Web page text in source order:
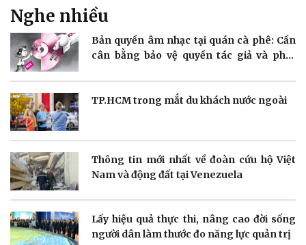
Hậu trường
Doanh nghiệp
Thông tin doanh nghiệp
Doanh nghiệp 24h
Doanh nhân
Vì cộng đồng
Công nghệ
Trải nghiệm
Chuyển đổi số
Sức khỏe
Đời sống
Nghe nhiều
Bản quyền âm nhạc tại quán cà phê: Cần
cân bằng bảo vệ quyền tác giả và phát
TP.HCM trong mắt du khách nước ngoài
Thông tin mới nhất về đoàn cứu hộ Việt
Nam và động đất tại Venezuela
Lấy hiệu quả thực thi, nâng cao đời sống
người dân làm thước đo năng lực quản trị